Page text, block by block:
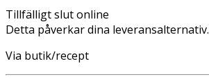
Tillfälligt slut online
Detta påverkar dina leveransalternativ.
Via butik/recept